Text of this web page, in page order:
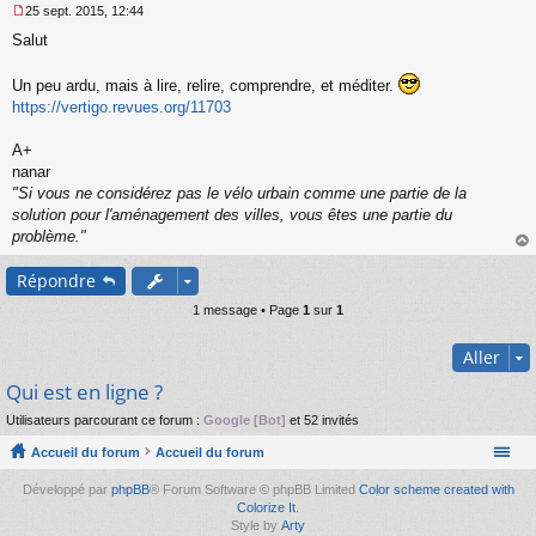
e
a
g
n
o
n
l
u
25 sept. 2015, 12:44
Salut
Un peu ardu, mais à lire, relire, comprendre, et méditer.
https://vertigo.revues.org/11703
A+
nanar
"Si vous ne considérez pas le vélo urbain comme une partie de la
solution pour l'aménagement des villes, vous êtes une partie du
problème."
au
Répondre
1 message • Page 1 sur 1
Aller
Qui est en ligne ?
Utilisateurs parcourant ce forum : Google [Bot] et 52 invités
Accueil du forum Accueil du forum
Développé par phpBB® Forum Software © phpBB Limited Color scheme created with
Colorize It
Style by Arty